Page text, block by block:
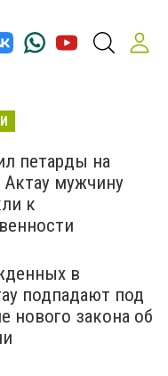
петарды на
Актау мужчину
к
в
подпадают под
нового закона об